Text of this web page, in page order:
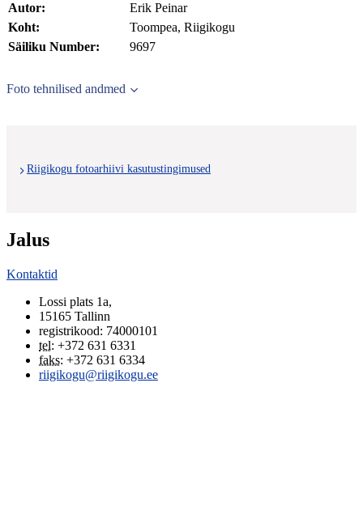
Autor:
Erik Peinar
Koht:
Toompea, Riigikogu
Säiliku Number:
9697
Foto tehnilised andmed
Riigikogu fotoarhiivi kasutustingimused
Jalus
Kontaktid
Lossi plats 1a,
15165 Tallinn
registrikood: 74000101
tel: +372 631 6331
faks: +372 631 6334
riigikogu@riigikogu.ee